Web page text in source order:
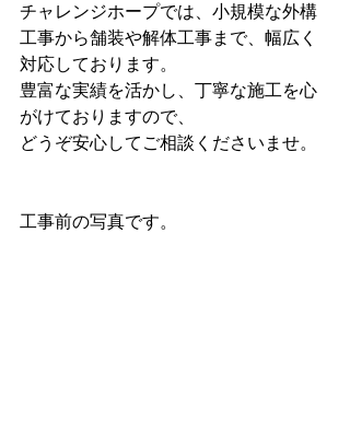
チャレンジホープでは、小規模な外構
工事から舗装や解体工事まで、幅広く
対応しております。
豊富な実績を活かし、丁寧な施工を心
がけておりますので、
どうぞ安心してご相談くださいませ。
工事前の写真です。